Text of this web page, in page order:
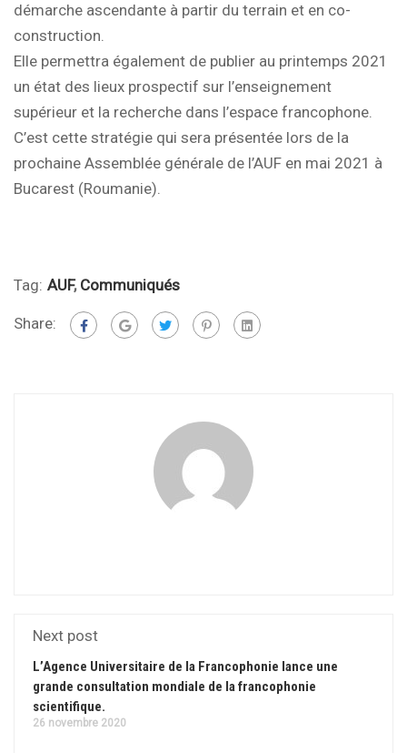
démarche ascendante à partir du terrain et en co-
construction.
Elle permettra également de publier au printemps 2021
un état des lieux prospectif sur l’enseignement
supérieur et la recherche dans l’espace francophone.
C’est cette stratégie qui sera présentée lors de la
prochaine Assemblée générale de l’AUF en mai 2021 à
Bucarest (Roumanie).
Tag: AUF, Communiqués
Share:
Next post
L’Agence Universitaire de la Francophonie lance une
grande consultation mondiale de la francophonie
scientifique.
26 novembre 2020